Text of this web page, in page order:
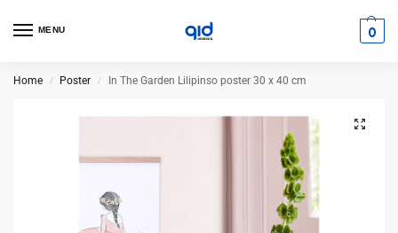
MENU 0
Home / Poster / In The Garden Lilipinso poster 30 x 40 cm